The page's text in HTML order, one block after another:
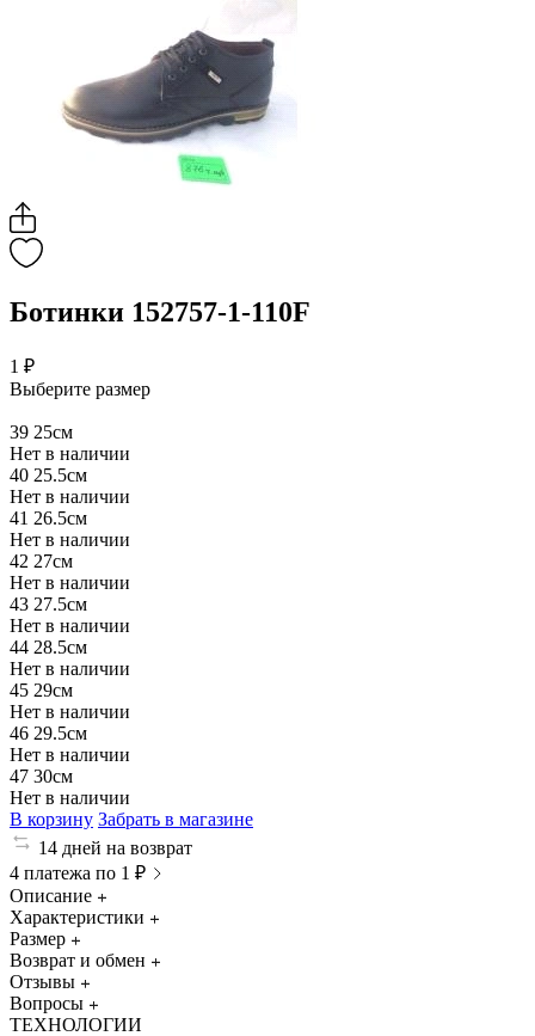
Ботинки 152757-1-110F
1 ₽
Выберите размер
39 25см
Нет в наличии
40 25.5см
Нет в наличии
41 26.5см
Нет в наличии
42 27см
Нет в наличии
43 27.5см
Нет в наличии
44 28.5см
Нет в наличии
45 29см
Нет в наличии
46 29.5см
Нет в наличии
47 30см
Нет в наличии
В корзину Забрать в магазине
14 дней на возврат
4 платежа по 1 ₽
Описание
Характеристики
Размер
Возврат и обмен
Отзывы
Вопросы
ТЕХНОЛОГИИ